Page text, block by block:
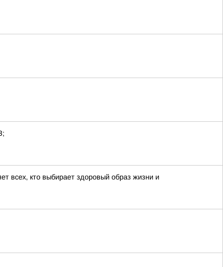
всех, кто выбирает здоровый образ жизни и